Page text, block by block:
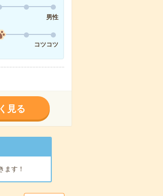
男性
コツコツ
見る
ます！